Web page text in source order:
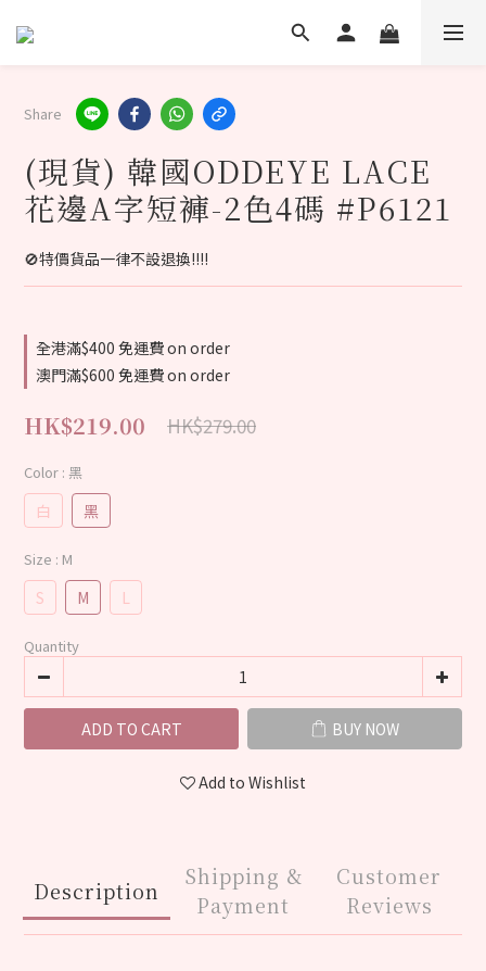
Share
(現貨) 韓國ODDEYE LACE
花邊A字短褲-2色4碼 #P6121
🚫特價貨品一律不設退換‼️‼️
全港滿$400 免運費 on order
澳門滿$600 免運費 on order
HK$219.00 HK$279.00
Color : 黑
白 黑
Size : M
S M L
Quantity
ADD TO CART BUY NOW
Add to Wishlist
Description
Shipping &
Payment
Customer
Reviews